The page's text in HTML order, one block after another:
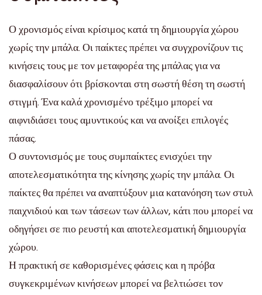
Ο χρονισμός είναι κρίσιμος κατά τη δημιουργία χώρου
χωρίς την μπάλα. Οι παίκτες πρέπει να συγχρονίζουν τις
κινήσεις τους με τον μεταφορέα της μπάλας για να
διασφαλίσουν ότι βρίσκονται στη σωστή θέση τη σωστή
στιγμή. Ένα καλά χρονισμένο τρέξιμο μπορεί να
αιφνιδιάσει τους αμυντικούς και να ανοίξει επιλογές
πάσας.
Ο συντονισμός με τους συμπαίκτες ενισχύει την
αποτελεσματικότητα της κίνησης χωρίς την μπάλα. Οι
παίκτες θα πρέπει να αναπτύξουν μια κατανόηση των στυλ
παιχνιδιού και των τάσεων των άλλων, κάτι που μπορεί να
οδηγήσει σε πιο ρευστή και αποτελεσματική δημιουργία
χώρου.
Η πρακτική σε καθορισμένες φάσεις και η πρόβα
συγκεκριμένων κινήσεων μπορεί να βελτιώσει τον